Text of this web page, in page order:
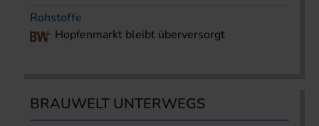
Rohstoffe
Hopfenmarkt bleibt überversorgt
BRAUWELT UNTERWEGS